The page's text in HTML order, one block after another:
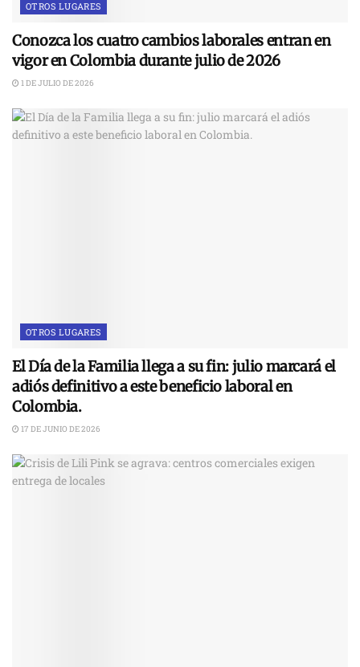
OTROS LUGARES
Conozca los cuatro cambios laborales entran en
vigor en Colombia durante julio de 2026
1 DE JULIO DE 2026
OTROS LUGARES
El Día de la Familia llega a su fin: julio marcará el
adiós definitivo a este beneficio laboral en
Colombia.
17 DE JUNIO DE 2026